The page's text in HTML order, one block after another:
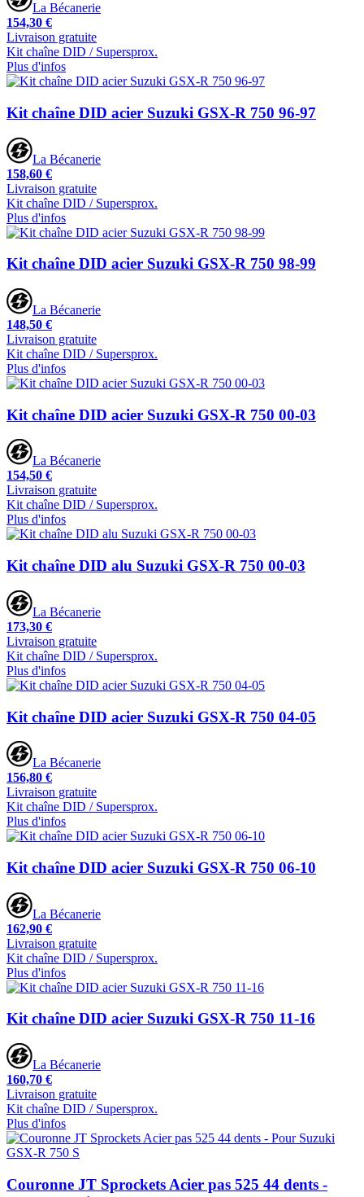
La Bécanerie
154,30 €
Livraison gratuite
Kit chaîne DID / Supersprox.
Plus d'infos
Kit chaîne DID acier Suzuki GSX-R 750 96-97
La Bécanerie
158,60 €
Livraison gratuite
Kit chaîne DID / Supersprox.
Plus d'infos
Kit chaîne DID acier Suzuki GSX-R 750 98-99
La Bécanerie
148,50 €
Livraison gratuite
Kit chaîne DID / Supersprox.
Plus d'infos
Kit chaîne DID acier Suzuki GSX-R 750 00-03
La Bécanerie
154,50 €
Livraison gratuite
Kit chaîne DID / Supersprox.
Plus d'infos
Kit chaîne DID alu Suzuki GSX-R 750 00-03
La Bécanerie
173,30 €
Livraison gratuite
Kit chaîne DID / Supersprox.
Plus d'infos
Kit chaîne DID acier Suzuki GSX-R 750 04-05
La Bécanerie
156,80 €
Livraison gratuite
Kit chaîne DID / Supersprox.
Plus d'infos
Kit chaîne DID acier Suzuki GSX-R 750 06-10
La Bécanerie
162,90 €
Livraison gratuite
Kit chaîne DID / Supersprox.
Plus d'infos
Kit chaîne DID acier Suzuki GSX-R 750 11-16
La Bécanerie
160,70 €
Livraison gratuite
Kit chaîne DID / Supersprox.
Plus d'infos
Couronne JT Sprockets Acier pas 525 44 dents -